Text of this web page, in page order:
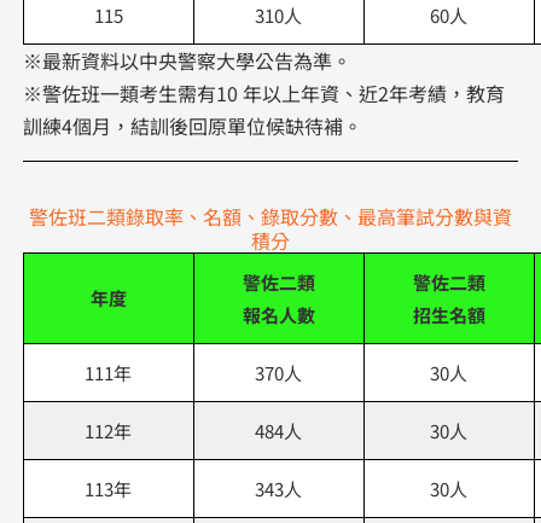
115 310人 60人
※最新資料以中央警察大學公告為準。
※警佐班一類考生需有10 年以上年資、近2年考績，教育
訓練4個月，結訓後回原單位候缺待補。
警佐班二類錄取率、名額、錄取分數、最高筆試分數與資
積分
年度
警佐二類
報名人數
警佐二類
招生名額
111年 370人 30人
112年 484人 30人
113年 343人 30人